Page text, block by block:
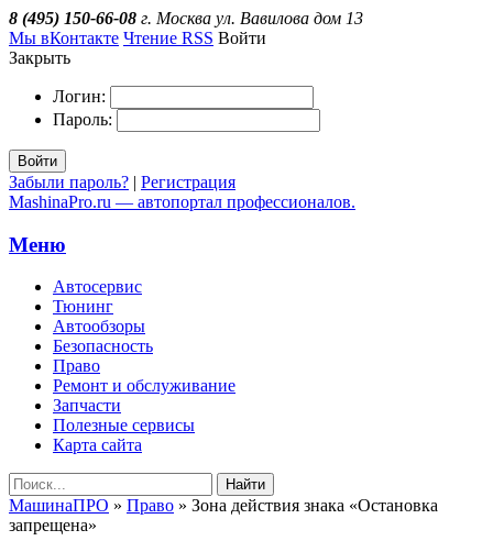
8 (495) 150-66-08 г. Москва ул. Вавилова дом 13
Мы вКонтакте Чтение RSS Войти
Закрыть
Логин:
Пароль:
Войти
Забыли пароль? | Регистрация
MashinaPro.ru — автопортал профессионалов.
Меню
Автосервис
Тюнинг
Автообзоры
Безопасность
Право
Ремонт и обслуживание
Запчасти
Полезные сервисы
Карта сайта
Найти
МашинаПРО » Право » Зона действия знака «Остановка
запрещена»